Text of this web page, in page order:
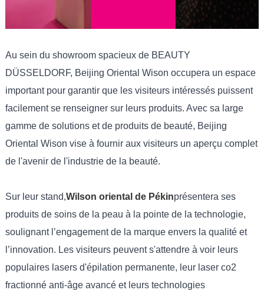
Au sein du showroom spacieux de BEAUTY
DÜSSELDORF, Beijing Oriental Wison occupera un espace
important pour garantir que les visiteurs intéressés puissent
facilement se renseigner sur leurs produits. Avec sa large
gamme de solutions et de produits de beauté, Beijing
Oriental Wison vise à fournir aux visiteurs un aperçu complet
de l'avenir de l'industrie de la beauté.
Sur leur stand,Wilson oriental de Pékinprésentera ses
produits de soins de la peau à la pointe de la technologie,
soulignant l’engagement de la marque envers la qualité et
l’innovation. Les visiteurs peuvent s'attendre à voir leurs
populaires lasers d'épilation permanente, leur laser co2
fractionné anti-âge avancé et leurs technologies